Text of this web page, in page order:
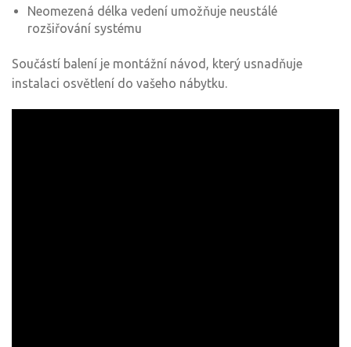
Neomezená délka vedení umožňuje neustálé
rozšiřování systému
Součástí balení je montážní návod, který usnadňuje
instalaci osvětlení do vašeho nábytku.